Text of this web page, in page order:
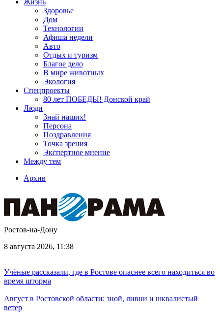
Жизнь
Здоровье
Дом
Технологии
Афиша недели
Авто
Отдых и туризм
Благое дело
В мире животных
Экология
Спецпроекты
80 лет ПОБЕДЫ! Донской край
Люди
Знай наших!
Персона
Поздравления
Точка зрения
Экспертное мнение
Между тем
Архив
Ростов-на-Дону
8 августа 2026, 11:38
Учёные рассказали, где в Ростове опаснее всего находиться во
время шторма
Август в Ростовской области: зной, ливни и шквалистый
ветер